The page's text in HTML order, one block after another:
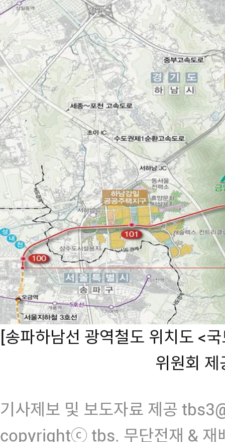
[송파하남선 광역철도 위치도 <
위원회
기사제보 및 보도자료 제공
copyrightⓒ tbs. 무단전재 & 재